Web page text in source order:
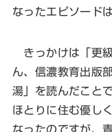
なったエピソード
きっかけは「更
ん、信濃教育出版
湯」を読んだこと
ほとりに住む優し
なったのですが、